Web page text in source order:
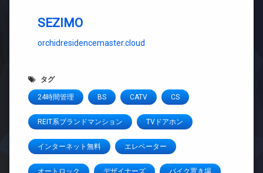
SEZIMO
orchidresidencemaster.cloud
タグ
24時間管理 BS CATV CS
REIT系ブランドマンション TVドアホン
インターネット無料 エレベーター
オートロック デザイナーズ バイク置き場